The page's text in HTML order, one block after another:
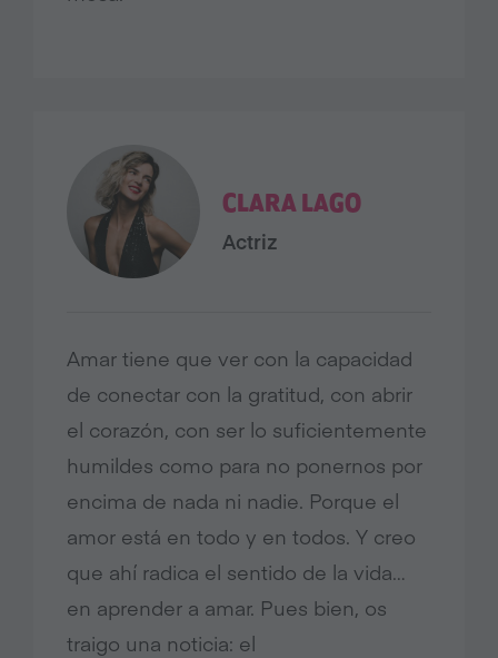
CLARA LAGO
Actriz
Amar tiene que ver con la capacidad
de conectar con la gratitud, con abrir
el corazón, con ser lo suficientemente
humildes como para no ponernos por
encima de nada ni nadie. Porque el
amor está en todo y en todos. Y creo
que ahí radica el sentido de la vida…
en aprender a amar. Pues bien, os
traigo una noticia: el